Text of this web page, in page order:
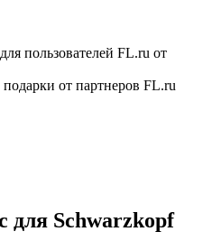
пользователей FL.ru от
от партнеров FL.ru
Schwarzkopf